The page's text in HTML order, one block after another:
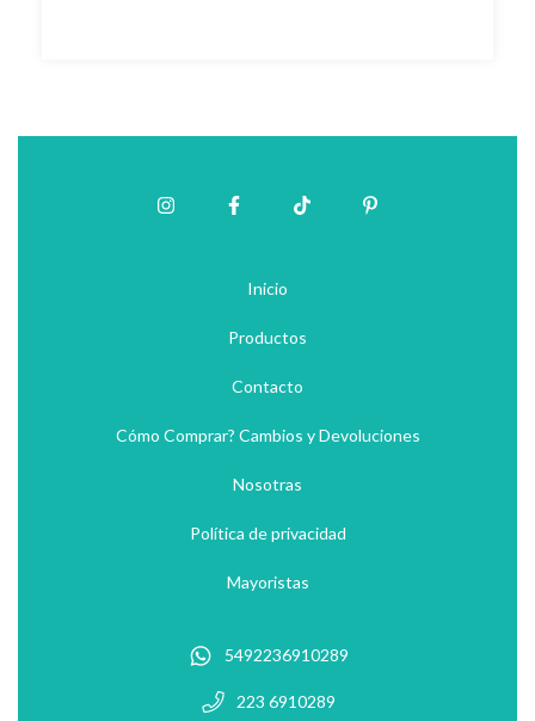
Inicio
Productos
Contacto
Cómo Comprar? Cambios y Devoluciones
Nosotras
Política de privacidad
Mayoristas
5492236910289
223 6910289